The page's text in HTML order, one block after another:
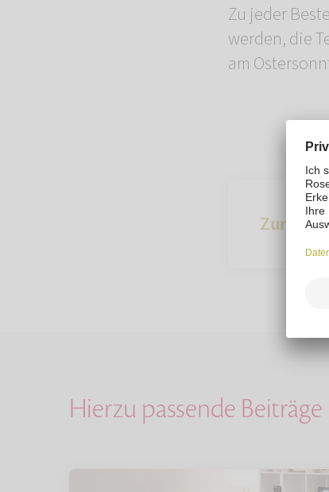
Zu jeder
werden, die
am
Zur
Hierzu passende Beiträge